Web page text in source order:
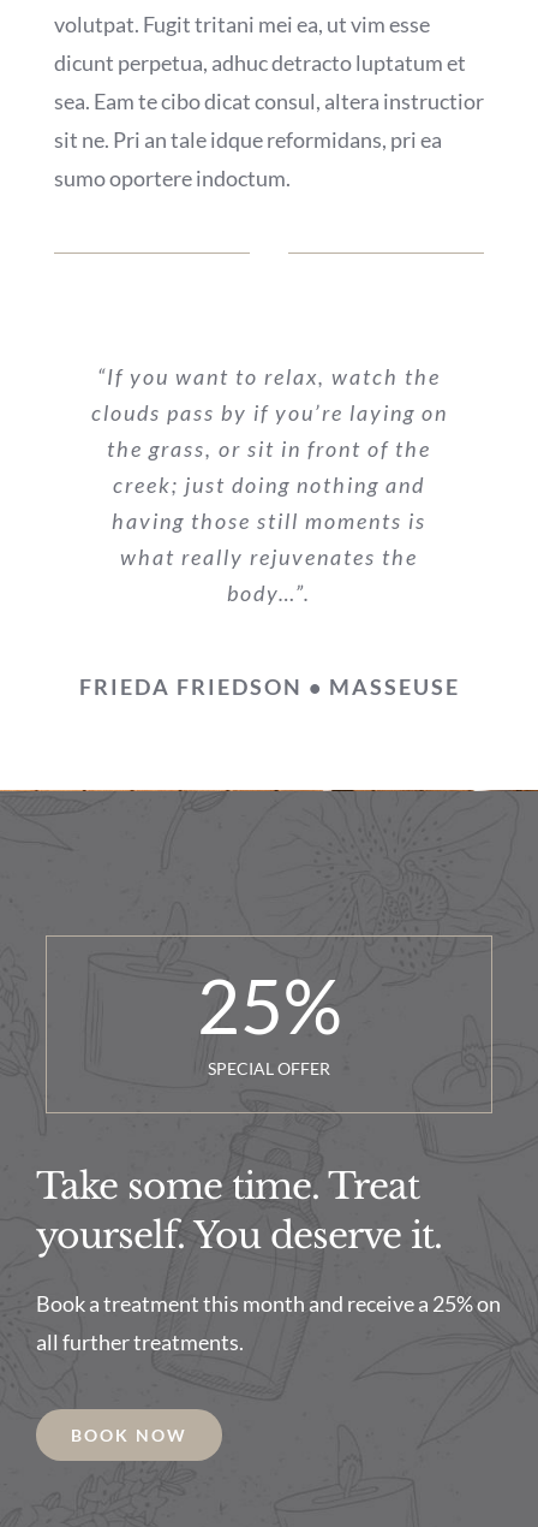
volutpat. Fugit tritani mei ea, ut vim esse
dicunt perpetua, adhuc detracto luptatum et
sea. Eam te cibo dicat consul, altera instructior
sit ne. Pri an tale idque reformidans, pri ea
sumo oportere indoctum.
“If you want to relax, watch the
clouds pass by if you’re laying on
the grass, or sit in front of the
creek; just doing nothing and
having those still moments is
what really rejuvenates the
body…”.
FRIEDA FRIEDSON • MASSEUSE
25%
SPECIAL OFFER
Take some time. Treat
yourself. You deserve it.
Book a treatment this month and receive a 25% on
all further treatments.
BOOK NOW